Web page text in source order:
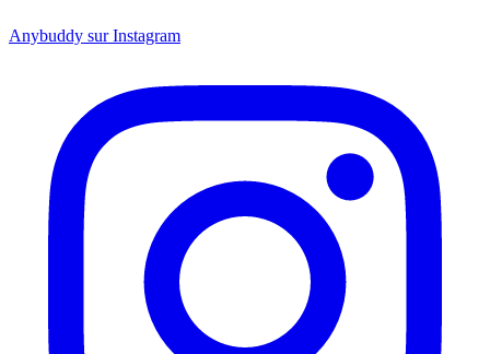
Anybuddy sur Instagram